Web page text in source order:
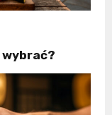
wybrać?